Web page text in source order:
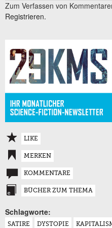
Zum Verfassen von
Registrieren.
LIKE
MERKEN
KOMMENTARE
BÜCHER ZUM THEMA
Schlagworte:
SATIRE DYSTOPIE